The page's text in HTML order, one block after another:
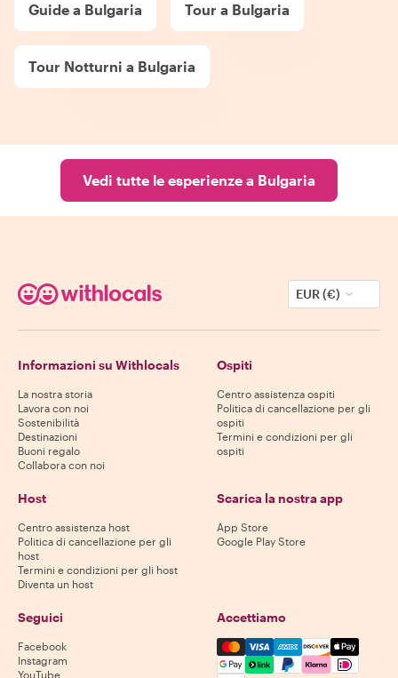
Guide a Bulgaria Tour a Bulgaria
Tour Notturni a Bulgaria
Vedi tutte le esperienze a Bulgaria
EUR (€)
Informazioni su Withlocals
La nostra storia
Lavora con noi
Sostenibilità
Destinazioni
Buoni regalo
Collabora con noi
Ospiti
Centro assistenza ospiti
Politica di cancellazione per gli
ospiti
Termini e condizioni per gli
ospiti
Host
Centro assistenza host
Politica di cancellazione per gli
host
Termini e condizioni per gli host
Diventa un host
Scarica la nostra app
App Store
Google Play Store
Seguici
Facebook
Instagram
YouTube
Accettiamo
Mastercard, Visa, Amex,